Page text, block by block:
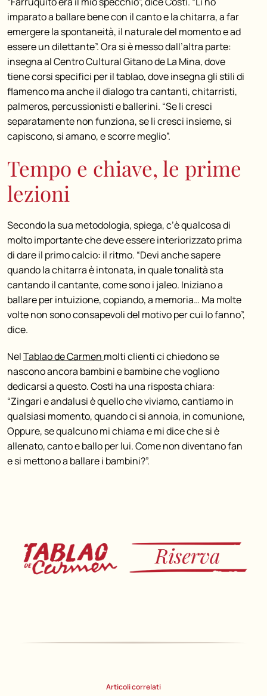
imparato a ballare bene con il canto e la chitarra, a far
emergere la spontaneità, il naturale del momento e ad
essere un dilettante”. Ora si è messo dall’altra parte:
insegna al Centro Cultural Gitano de La Mina, dove
tiene corsi specifici per il tablao, dove insegna gli stili di
flamencoma anche il dialogo tra cantanti, chitarristi,
palmeros, percussionisti e ballerini. “Se li cresci
separatamente non funziona, se li cresci insieme, si
capiscono, si amano, e scorre meglio”.
Tempo e chiave, le prime
lezioni
Secondo la sua metodologia, spiega, c’è qualcosa di
molto importante che deve essere interiorizzato prima
di dare il primo calcio: il ritmo. “Devi anche sapere
quando la chitarra è intonata, in quale tonalità sta
cantando il cantante, come sono i jaleo. Iniziano a
ballare per intuizione, copiando, a memoria… Ma molte
volte non sono consapevoli del motivo per cui lo fanno”,
dice.
NelTablao de Carmen molti clienti ci chiedono se
nascono ancora bambini e bambine che vogliono
dedicarsi a questo. Costi ha una risposta chiara:
“Zingari e andalusi è quello che viviamo, cantiamo in
qualsiasi momento, quando ci si annoia, in comunione,
Oppure, se qualcuno mi chiama e mi dice che si è
allenato, canto e ballo per lui. Come non diventano fan
e si mettono a ballare i bambini?”.
Articoli correlati